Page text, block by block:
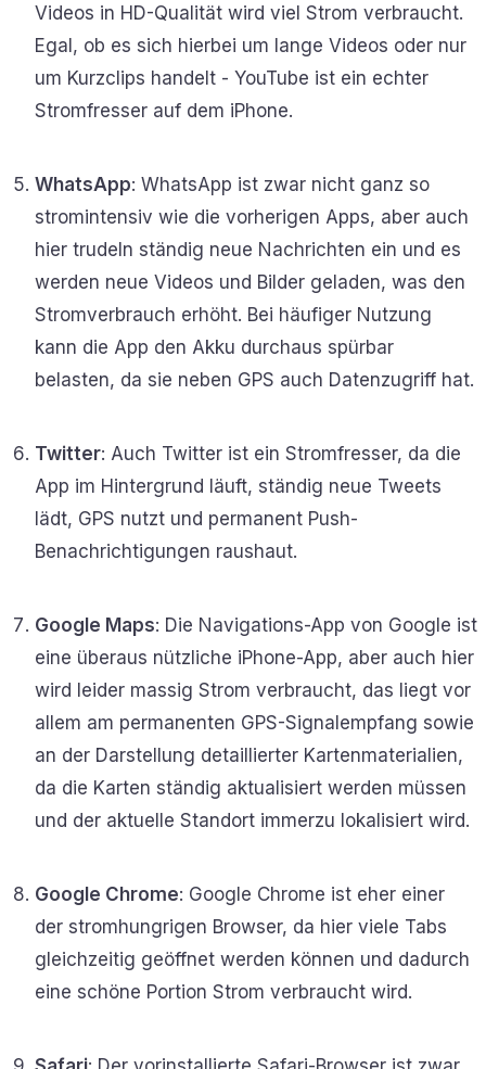
Videos in HD-Qualität wird viel Strom verbraucht.
Egal, ob es sich hierbei um lange Videos oder nur
um Kurzclips handelt - YouTube ist ein echter
Stromfresser auf dem iPhone.
WhatsApp: WhatsApp ist zwar nicht ganz so
stromintensiv wie die vorherigen Apps, aber auch
hier trudeln ständig neue Nachrichten ein und es
werden neue Videos und Bilder geladen, was den
Stromverbrauch erhöht. Bei häufiger Nutzung
kann die App den Akku durchaus spürbar
belasten, da sie neben GPS auch Datenzugriff hat.
Twitter: Auch Twitter ist ein Stromfresser, da die
App im Hintergrund läuft, ständig neue Tweets
lädt, GPS nutzt und permanent Push-
Benachrichtigungen raushaut.
Google Maps: Die Navigations-App von Google ist
eine überaus nützliche iPhone-App, aber auch hier
wird leider massig Strom verbraucht, das liegt vor
allem am permanenten GPS-Signalempfang sowie
an der Darstellung detaillierter Kartenmaterialien,
da die Karten ständig aktualisiert werden müssen
und der aktuelle Standort immerzu lokalisiert wird.
Google Chrome: Google Chrome ist eher einer
der stromhungrigen Browser, da hier viele Tabs
gleichzeitig geöffnet werden können und dadurch
eine schöne Portion Strom verbraucht wird.